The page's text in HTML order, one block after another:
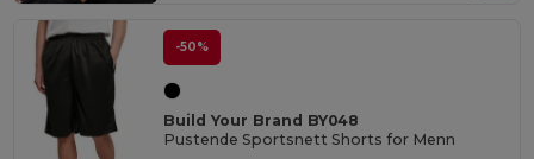
-50%
Build Your Brand BY048
Pustende Sportsnett Shorts for Menn